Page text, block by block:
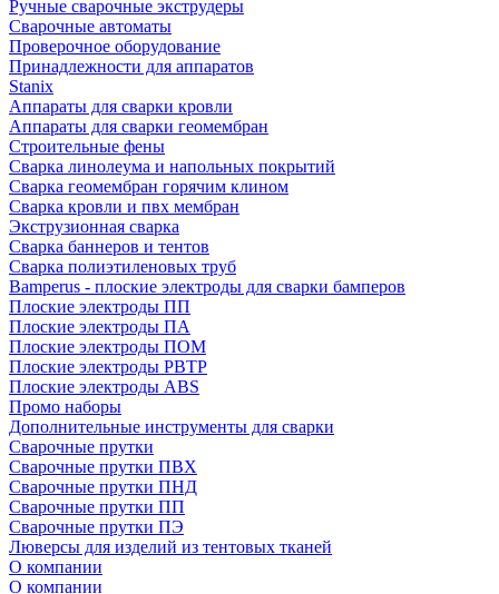
Ручные сварочные экструдеры
Сварочные автоматы
Проверочное оборудование
Принадлежности для аппаратов
Stanix
Аппараты для сварки кровли
Аппараты для сварки геомембран
Строительные фены
Сварка линолеума и напольных покрытий
Сварка геомембран горячим клином
Сварка кровли и пвх мембран
Экструзионная сварка
Сварка баннеров и тентов
Сварка полиэтиленовых труб
Bamperus - плоские электроды для сварки бамперов
Плоские электроды ПП
Плоские электроды ПА
Плоские электроды ПОМ
Плоские электроды РВТР
Плоские электроды ABS
Промо наборы
Дополнительные инструменты для сварки
Сварочные прутки
Сварочные прутки ПВХ
Сварочные прутки ПНД
Сварочные прутки ПП
Сварочные прутки ПЭ
Люверсы для изделий из тентовых тканей
О компании
О компании